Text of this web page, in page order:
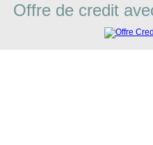
Offre de credit